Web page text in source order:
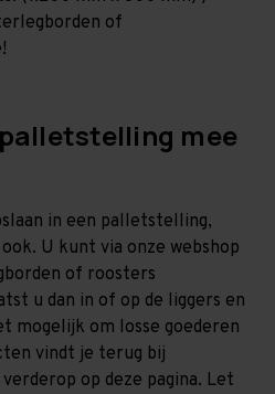
of
mee
in een palletstelling,
U kunt via onze webshop
of roosters
u dan in of op de liggers en
mogelijk om losse goederen
vindt je terug bij
op deze pagina. Let